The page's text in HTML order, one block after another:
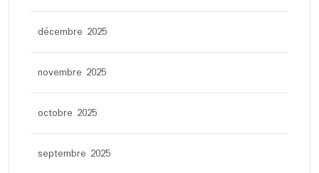
décembre 2025
novembre 2025
octobre 2025
septembre 2025